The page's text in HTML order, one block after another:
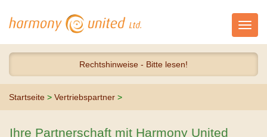
Rechtshinweise - Bitte lesen!
Startseite > Vertriebspartner >
Ihre Partnerschaft mit Harmony United